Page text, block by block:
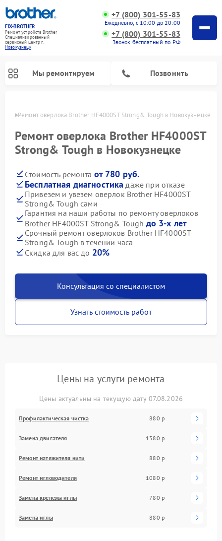
FIX-BROTHER
Ремонт устройств Brother
Специализированный
cервисный центр г.
Новокузнецк
+7 (800) 301-55-83
Ежедневно, с 10:00 до 20:00
+7 (800) 301-55-83
Звонок бесплатный по РФ
Мы ремонтируем Позвонить
Ремонт оверлока Brother HF4000ST Strong& Tough в Новокузнецке
Ремонт оверлока Brother HF4000ST
Strong& Tough в Новокузнецке
Стоимость ремонта от 780 руб.
Бесплатная диагностика даже при отказе
Привезем и увезем оверлок Brother HF4000ST
Strong& Tough сами
Гарантия на наши работы по ремонту оверлоков
Brother HF4000ST Strong& Tough до 3-х лет
Срочный ремонт оверлоков Brother HF4000ST
Strong& Tough в течении часа
Скидка для вас до 20%
Консультация со специалистом
Узнать стоимость работ
Цены на услуги ремонта
Цены актуальны на текущую дату 07.08.2026
Профилактическая чистка 880 р
Замена двигателя 1380 р
Ремонт натяжителя нити 880 р
Ремонт игловодителя 1080 р
Замена крепежа иглы 780 р
Замена иглы 880 р